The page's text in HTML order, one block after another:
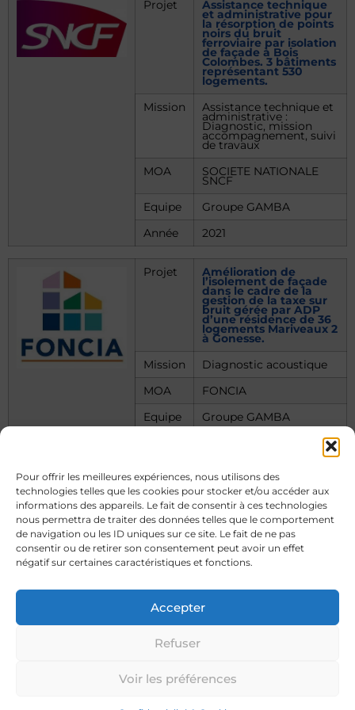
Pour offrir les meilleures expériences, nous utilisons des
technologies telles que les cookies pour stocker et/ou accéder aux
informations des appareils. Le fait de consentir à ces technologies
nous permettra de traiter des données telles que le comportement
de navigation ou les ID uniques sur ce site. Le fait de ne pas
consentir ou de retirer son consentement peut avoir un effet
négatif sur certaines caractéristiques et fonctions.
Accepter
Refuser
Voir les préférences
Projet Assistance technique
et administrative pour
la résorption de points
noirs du bruit
ferroviaire par isolation
de façade à Bois
Colombes. 3 bâtiments
représentant 530
logements.
Mission
Assistance technique et
administrative :
Diagnostic, mission
accompagnement, suivi
de travaux
MOA
SOCIETE NATIONALE
SNCF
Equipe
Groupe GAMBA
Année
2021
Projet Amélioration de
l’isolement de façade
dans le cadre de la
gestion de la taxe sur
bruit gérée par ADP
d’une résidence de 36
logements Mariveaux 2
à Gonesse.
Mission
Diagnostic acoustique
MOA
FONCIA
Equipe
Groupe GAMBA
Projet Résidence Pontrémoli
à Sarcelles.
Amélioration de
l’isolement de façade
dans le cadre de la
gestion de la taxe sur
bruit gérée par ADP.
Mission
Diagnostic acoustique
CDG
Equipe
Année